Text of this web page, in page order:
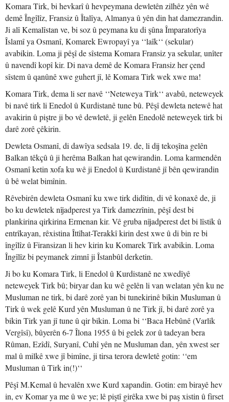
Komara Tirk, bi hevkarî û hevpeymana dewletên zilhêz yên wê
demê Îngîlîz, Fransiz û Îtalîya, Almanya û yên din hat damezrandin.
Ji alî Kemalîstan ve, bi soz û peymana ku di şûna Împaratorîya
Îslamî ya Osmanî, Komarek Ewropayî ya ‘‘laîk‘‘ (sekular)
avabikin. Loma ji pêşî de sîstema Komara Fransiz ya sekular, unîter
û navendî kopî kir. Di nava demê de Komara Fransiz her çend
sîstem û qanûnê xwe guhert jî, lê Komara Tirk wek xwe ma!
Komara Tirk, dema li ser navê ‘‘Neteweya Tirk‘‘ avabû, neteweyek
bi navê tirk li Enedol û Kurdistanê tune bû. Pêşî dewleta netewê hat
avakirin û piştre ji bo vê dewletê, ji gelên Enedolê neteweyek tirk bi
darê zorê çêkirin.
Dewleta Osmanî, di dawîya sedsala 19. de, li dij tekoşîna gelên
Balkan têkçû û ji herêma Balkan hat qewirandin. Loma karmendên
Osmanî ketin xofa ku wê ji Enedol û Kurdistanê jî bên qewirandin
û bê welat bimînin.
Rêvebirên dewleta Osmanî ku xwe tirk didîtin, di vê konaxê de, ji
bo ku dewletek nîjadperest ya Tirk damezrînin, pêşî dest bi
plankirina qirkirina Ermenan kir. Vê gruba nîjadperest det bi lîstik û
entrîkayan, rêxistina Îttîhat-Terakkî kirin dest xwe û di bin re bi
îngîlîz û Firansizan li hev kirin ku Komarek Tirk avabikin. Loma
Îngîlîz bi peymanek zimnî ji Îstanbûl derketin.
Ji bo ku Komara Tirk, li Enedol û Kurdistanê ne xwedîyê
neteweyek Tirk bû; biryar dan ku wê gelên li van welatan yên ku ne
Musluman ne tirk, bi darê zorê yan bi tunekirinê bikin Musluman û
Tirk û wek gelê Kurd yên Musluman û ne Tirk jî, bi darê zorê ya
bikin Tirk yan jî tune û qir bikin. Loma bi ‘‘Baca Hebûnê (Varlik
Vergîsî), bûyerên 6-7 Îlona 1955 û bi gelek zor û tadeyan bera
Rûman, Ezîdî, Suryanî, Cuhî yên ne Musluman dan, yên xwest ser
mal û milkê xwe jî bimîne, ji tirsa terora dewletê gotin: ‘‘em
Musluman û Tirk in(!)‘‘
Pêşî M.Kemal û hevalên xwe Kurd xapandin. Gotin: em birayê hev
in, ev Komar ya me û we ye; lê piştî girêka xwe bi paş xistin û firset